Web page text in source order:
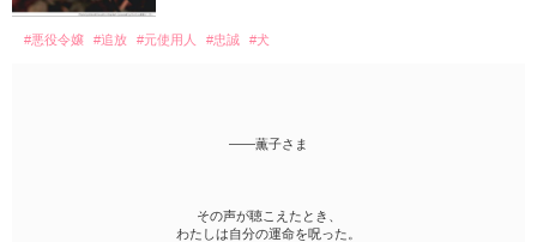
#悪役令嬢 #追放 #元使用人 #忠誠 #犬
――薫子さま
その声が聴こえたとき、
わたしは自分の運命を呪った。